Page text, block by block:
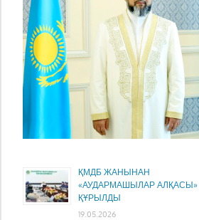
ҚМДБ ЖАНЫНАН
«АУДАРМАШЫЛАР АЛҚАСЫ»
ҚҰРЫЛДЫ
19.05.2026